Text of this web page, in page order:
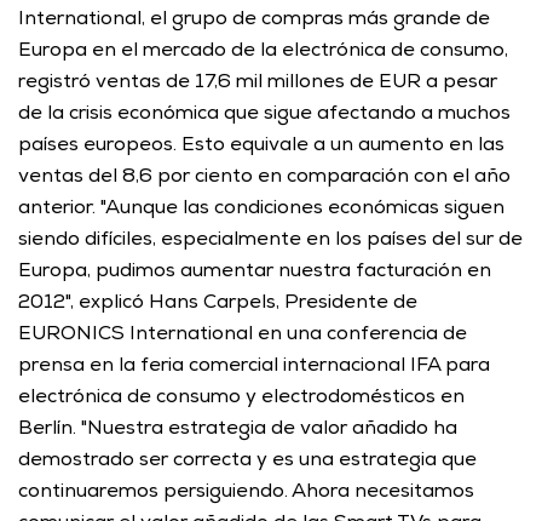
International, el grupo de compras más grande de
Europa en el mercado de la electrónica de consumo,
registró ventas de 17,6 mil millones de EUR a pesar
de la crisis económica que sigue afectando a muchos
países europeos. Esto equivale a un aumento en las
ventas del 8,6 por ciento en comparación con el año
anterior. "Aunque las condiciones económicas siguen
siendo difíciles, especialmente en los países del sur de
Europa, pudimos aumentar nuestra facturación en
2012", explicó Hans Carpels, Presidente de
EURONICS International en una conferencia de
prensa en la feria comercial internacional IFA para
electrónica de consumo y electrodomésticos en
Berlín. "Nuestra estrategia de valor añadido ha
demostrado ser correcta y es una estrategia que
continuaremos persiguiendo. Ahora necesitamos